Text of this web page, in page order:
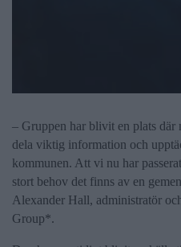
– Gruppen har blivit en plats där
dela viktig information och
kommunen. Att vi nu har
stort behov det finns av en
Alexander Hall, administratör
Group*.